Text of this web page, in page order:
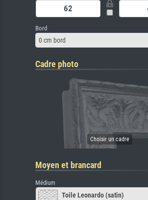
Bord
0 cm bord
Cadre photo
Moyen et brancard
Médium
Toile Leonardo (satin)